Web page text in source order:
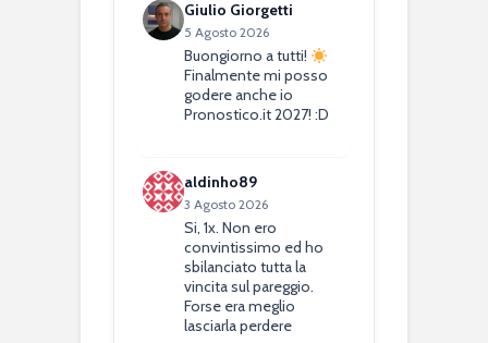
Giulio Giorgetti
5 Agosto 2026
Buongiorno a tutti!
Finalmente mi posso
godere anche io
Pronostico.it 2027! :D
aldinho89
3 Agosto 2026
Si, 1x. Non ero
convintissimo ed ho
sbilanciato tutta la
vincita sul pareggio.
Forse era meglio
lasciarla perdere